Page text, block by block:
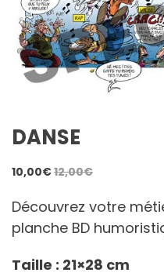
DANSE
10,00€12,00€
Découvrez votre
planche BD
Taille : 21×28 cm